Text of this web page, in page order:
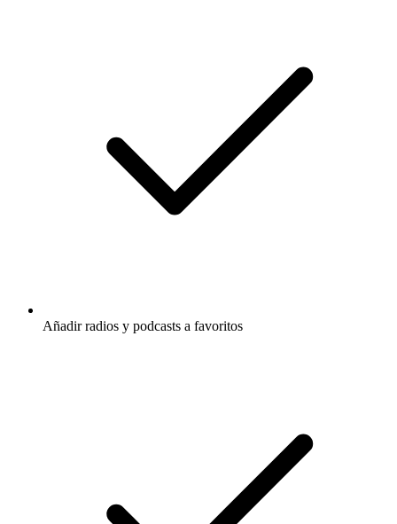
Añadir radios y podcasts a favoritos